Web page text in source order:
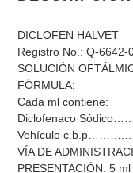
producto
tu
carrito
de
compra
DICLOFEN HALVET
Registro No.: Q-6642-
SOLUCIÓN
FÓRMULA:
Cada ml contiene:
Diclofenaco
Vehículo
VÍA DE
PRESENTACIÓN: 5 ml